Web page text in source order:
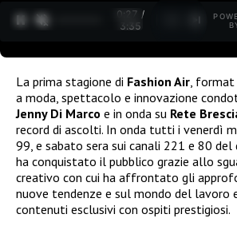
0:29 /
3:35
La prima stagione di Fashion Air ,
a moda, spettacolo e innovazione
Jenny Di Marco e in onda su Rete
record di ascolti. In onda tutti i venerdì
99, e sabato sera sui canali 221 e 80
ha conquistato il pubblico grazie allo
creativo con cui ha affrontato gli
nuove tendenze e sul mondo del lavoro
contenuti esclusivi con ospiti prestigiosi.